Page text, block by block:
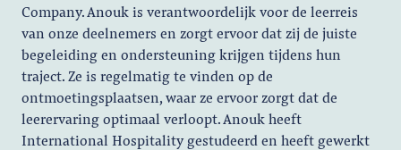
Company. Anouk is verantwoordelijk voor de leerreis
van onze deelnemers en zorgt ervoor dat zij de juiste
begeleiding en ondersteuning krijgen tijdens hun
traject. Ze is regelmatig te vinden op de
ontmoetingsplaatsen, waar ze ervoor zorgt dat de
leerervaring optimaal verloopt. Anouk heeft
International Hospitality gestudeerd en heeft gewerkt